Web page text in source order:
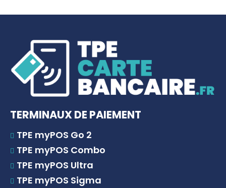
TERMINAUX DE PAIEMENT
TPE myPOS Go 2
TPE myPOS Combo
TPE myPOS Ultra
TPE myPOS Sigma